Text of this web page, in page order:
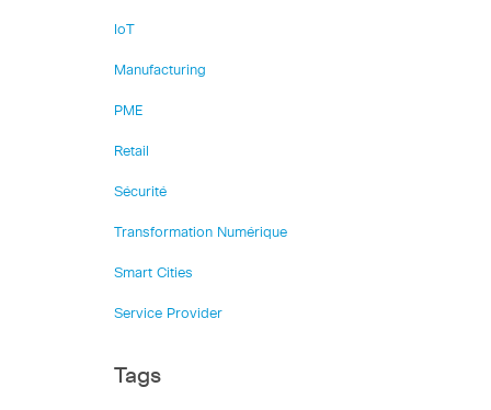
IoT
Manufacturing
PME
Retail
Sécurité
Transformation Numérique
Smart Cities
Service Provider
Tags